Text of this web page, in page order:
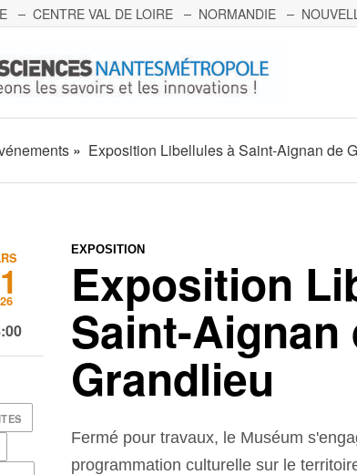
CENTRE VAL DE LOIRE NORMANDIE
Exposition Libellules à Saint-Aignan de
EXPOSITION
Exposition
Saint-Aignan
Grandlieu
Fermé pour travaux, le Muséum
programmation culturelle sur le